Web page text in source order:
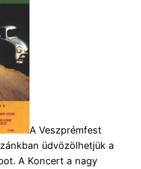
A Veszprémfest
üdvözölhetjük a
A Koncert a nagy